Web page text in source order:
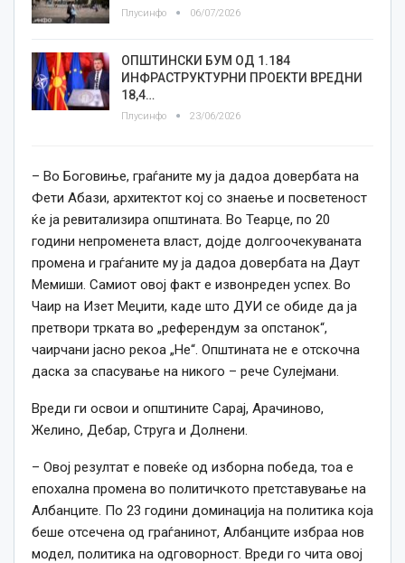
Плусинфо 06/07/2026
ОПШТИНСКИ БУМ ОД 1.184
ИНФРАСТРУКТУРНИ ПРОЕКТИ ВРЕДНИ
18,4…
Плусинфо 23/06/2026
– Во Боговиње, граѓаните му ја дадоа довербата на
Фети Абази, архитектот кој со знаење и посветеност
ќе ја ревитализира општината. Во Теарце, по 20
години непроменета власт, дојде долгоочекуваната
промена и граѓаните му ја дадоа довербата на Даут
Мемиши. Самиот овој факт е извонреден успех. Во
Чаир на Изет Меџити, каде што ДУИ се обиде да ја
претвори трката во „референдум за опстанок“,
чаирчани јасно рекоа „Не“. Општината не е отскочна
даска за спасување на никого – рече Сулејмани.
Вреди ги освои и општините Сарај, Арачиново,
Желино, Дебар, Струга и Долнени.
– Овој резултат е повеќе од изборна победа, тоа е
епохална промена во политичкото претставување на
Албанците. По 23 години доминација на политика која
беше отсечена од граѓанинот, Албанците избраа нов
модел, политика на одговорност. Вреди го чита овој